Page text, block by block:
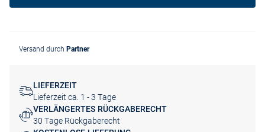
Versand durch Partner
LIEFERZEIT
Lieferzeit ca. 1 - 3 Tage
VERLÄNGERTES RÜCKGABERECHT
30 Tage Rückgaberecht